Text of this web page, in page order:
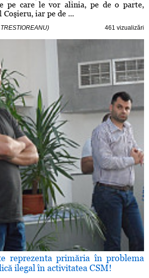
pe care le vor alinia, pe de o parte,
Coşieru, iar pe de ...
461 vizualizări
reprezenta primăria în problema
ilegal în activitatea CSM!